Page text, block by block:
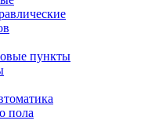
пункты
пола